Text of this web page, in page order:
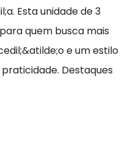
Esta unidade de 3
quem busca mais
e um estilo
Destaques